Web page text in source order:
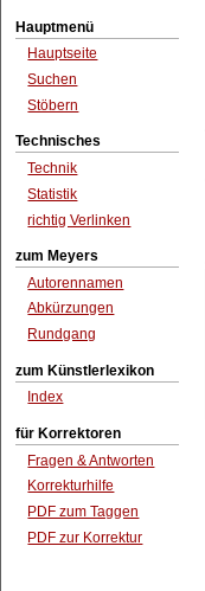
Hauptmenü
Hauptseite
Suchen
Stöbern
Technisches
Technik
Statistik
richtig Verlinken
zum Meyers
Autorennamen
Abkürzungen
Rundgang
zum Künstlerlexikon
Index
für Korrektoren
Fragen & Antworten
Korrekturhilfe
PDF zum Taggen
PDF zur Korrektur